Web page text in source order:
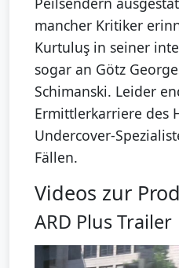
mancher Kritiker
Kurtuluş in seiner
sogar an Götz
Schimanski. Leider
Ermittlerkarriere des
Undercover-
Fällen.
Videos zur
ARD Plus Trailer